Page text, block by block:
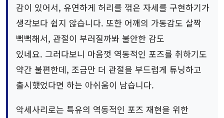
감이 있어서, 유연하게 허리를 꺾은 자세를 구현하기가
생각보다 쉽지 않습니다. 또한 어깨의 가동감도 살짝
뻑뻑해서, 관절이 부러질까봐 불안한 감도
있네요. 그러다보니 마음껏 역동적인 포즈를 취하기도
약간 불편한데, 조금만 더 관절을 부드럽게 튜닝하고
출시했었다면 하는 아쉬움이 남습니다.
악세사리로는 특유의 역동적인 포즈 재현을 위한